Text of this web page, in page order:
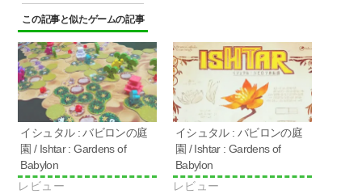
る
に
は
リ
ッ
ク
し
て
く
だ
さ
い
(新
し
い
ィ
て
Twitter
で
有
(新
し
い
ウ
ィ
ン
ド
ウ
で
開
す)
この記事と似たゲームの記事
イシュタル : バビロンの庭
園 / Ishtar : Gardens of
Babylon
レビュー
イシュタル : バビロンの庭
園 / Ishtar : Gardens of
Babylon
レビュー